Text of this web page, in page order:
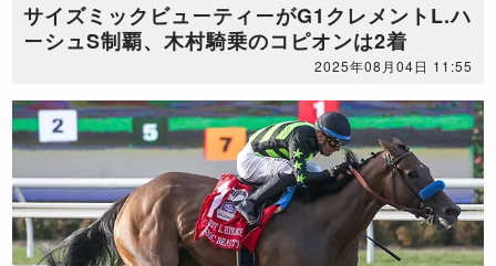
サイズミックビューティーがG1クレメントL.ハ
ーシュS制覇、木村騎乗のコピオンは2着
2025年08月04日 11:55